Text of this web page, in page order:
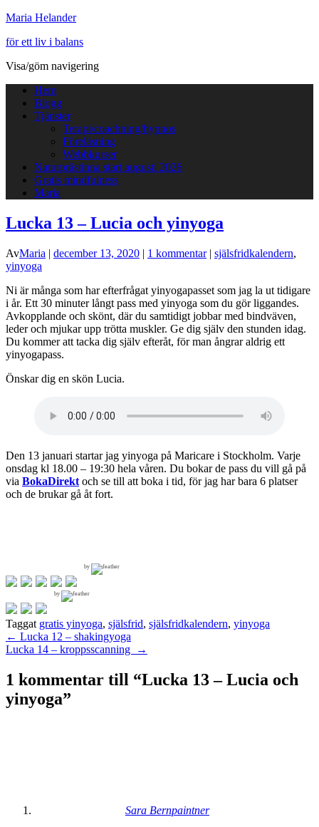
Maria Helander
för ett liv i balans
Visa/göm navigering
Hem
Blogg
Tjänster
Terapi/coachning/hypnos
Föreläsning
Webbkurser
Naturprästinna start augusti 2026
Gratis mindfulness
Maria
Lucka 13 – Lucia och yinyoga
AvMaria | december 13, 2020 | 1 kommentar| själsfridkalendern,
yinyoga
Ni är många som har efterfrågat yinyogapasset som jag la ut tidigare
i år. Ett 30 minuter långt pass med yinyoga som du gör liggandes.
Avkopplande och skönt, där du samtidigt jobbar med bindväven,
leder och mjukar upp trötta muskler. Ge dig själv den stunden idag.
Du kommer att tacka dig själv efteråt, för man ångrar aldrig ett
yinyogapass.
Önskar dig en skön Lucia.
Den 13 januari startar jag yinyoga på Maricare i Stockholm. Varje
onsdag kl 18.00 – 19:30 hela våren. Du bokar de pass du vill gå på
via BokaDirekt och se till att boka i tid, för jag har bara 6 platser
och de brukar gå åt fort.
by
by
Taggat gratis yinyoga, själsfrid, själsfridkalendern, yinyoga
Inläggsnavigering
← Lucka 12 – shakingyoga
Lucka 14 – kroppsscanning
→
1 kommentar till “Lucka 13 – Lucia och
yinyoga”
Sara Bernpaintner